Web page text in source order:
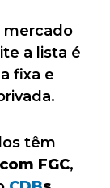
mercado
a lista é
fixa e
têm
FGC,